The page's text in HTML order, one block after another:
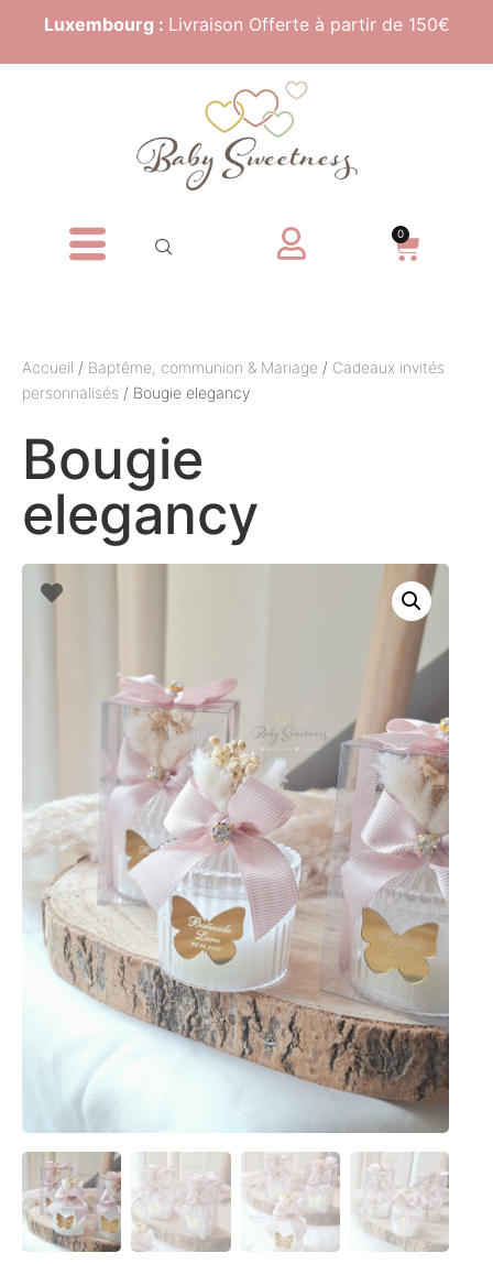
Luxembourg : Livraison Offerte à partir de 150€
0
Accueil / Baptême, communion & Mariage / Cadeaux invités
personnalisés / Bougie elegancy
Bougie
elegancy